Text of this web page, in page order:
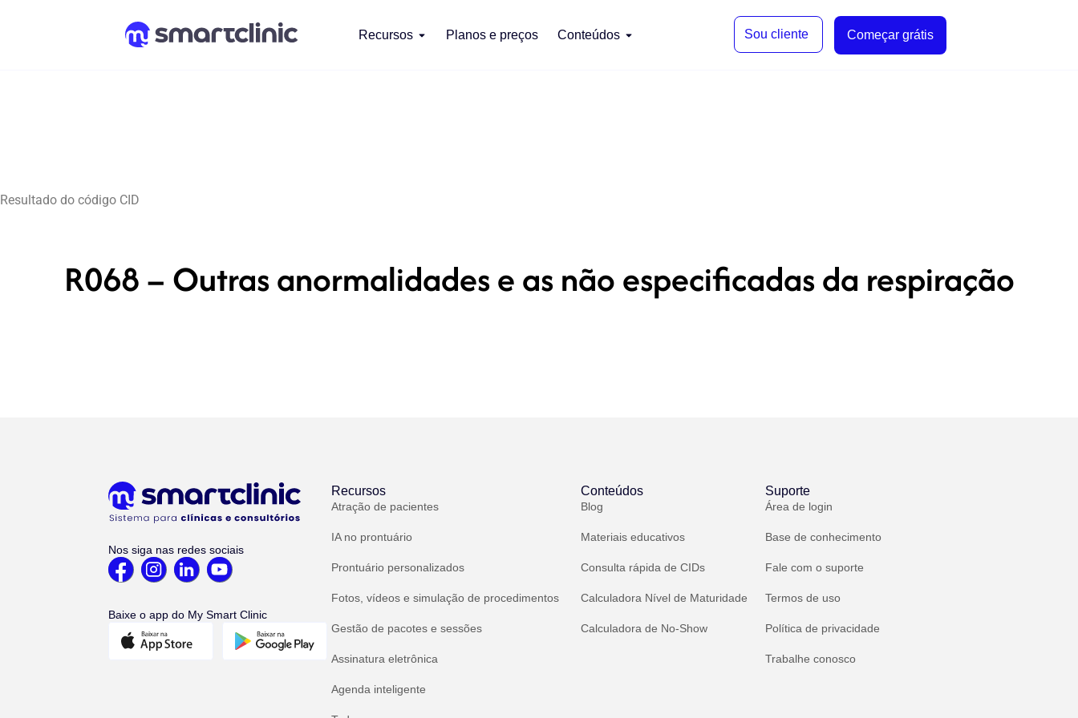
Recursos Planos e preços Conteúdos Sou cliente Começar grátis
Resultado do código CID
R068 – Outras anormalidades e as não especificadas da respiração
Nos siga nas redes sociais
Baixe o app do My Smart Clinic
Recursos
Atração de pacientes
IA no prontuário
Prontuário personalizados
Fotos, vídeos e simulação de procedimentos
Gestão de pacotes e sessões
Assinatura eletrônica
Agenda inteligente
Conteúdos
Blog
Materiais educativos
Consulta rápida de CIDs
Calculadora Nível de Maturidade
Calculadora de No-Show
Suporte
Área de login
Base de conhecimento
Fale com o suporte
Termos de uso
Política de privacidade
Trabalhe conosco